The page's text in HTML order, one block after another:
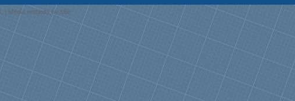
| Media embeds by s9e